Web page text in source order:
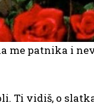
me patnika i
vidiš, o